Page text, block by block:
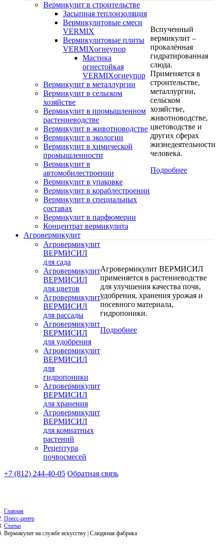
Вермикулит в строительстве
Засыпная теплоизоляция
Вермикулитовые смеси
VERMIX
Вермикулитовые плиты
VERMIXогнеупор
Мастика
огнестойкая
VERMIXогнеупор
Вермикулит в металлургии
Вермикулит в сельском
хозяйстве
Вермикулит в промышленном
растениеводстве
Вермикулит в животноводстве
Вермикулит в экологии
Вермикулит в химической
промышленности
Вермикулит в
автомобилестроении
Вермикулит в упаковке
Вермикулит в кораблестроении
Вермикулит в специальных
составах
Вермикулит в парфюмерии
Концентрат вермикулита
Вспученный
вермикулит –
прокалённая
гидратированная
слюда.
Применяется в
строительстве,
металлургии,
сельском
хозяйстве,
животноводстве,
цветоводстве и
других сферах
жизнедеятельности
человека.
Подробнее
Агровермикулит
Агровермикулит
ВЕРМИСИЛ
для сада
Агровермикулит
ВЕРМИСИЛ
для цветов
Агровермикулит
ВЕРМИСИЛ
для рассады
Агровермикулит
ВЕРМИСИЛ
для удобрения
Агровермикулит
ВЕРМИСИЛ
для
гидропоники
Агровермикулит
ВЕРМИСИЛ
для хранения
Агровермикулит
ВЕРМИСИЛ
для комнатных
растений
Рецептура
почвосмесей
Агровермикулит ВЕРМИСИЛ
применяется в растениеводстве
для улучшения качества почв,
удобрения, хранения урожая и
посевного материала,
гидропоники.
Подробнее
+7 (812) 244-40-05 Обратная связь
Главная
Пресс-центр
Статьи
Вермикулит на службе искусству | Слюдяная фабрика